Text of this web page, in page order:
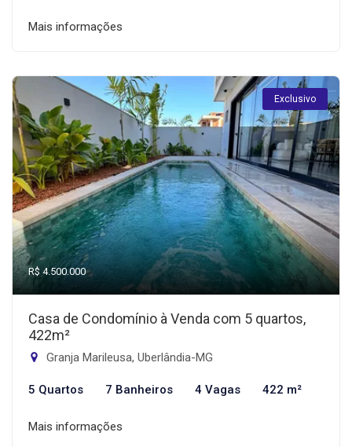
Mais informações
Exclusivo
R$ 4.500.000
Casa de Condomínio à Venda com 5 quartos,
422m²
Granja Marileusa, Uberlândia-MG
5 Quartos 7 Banheiros 4 Vagas 422 m²
Mais informações